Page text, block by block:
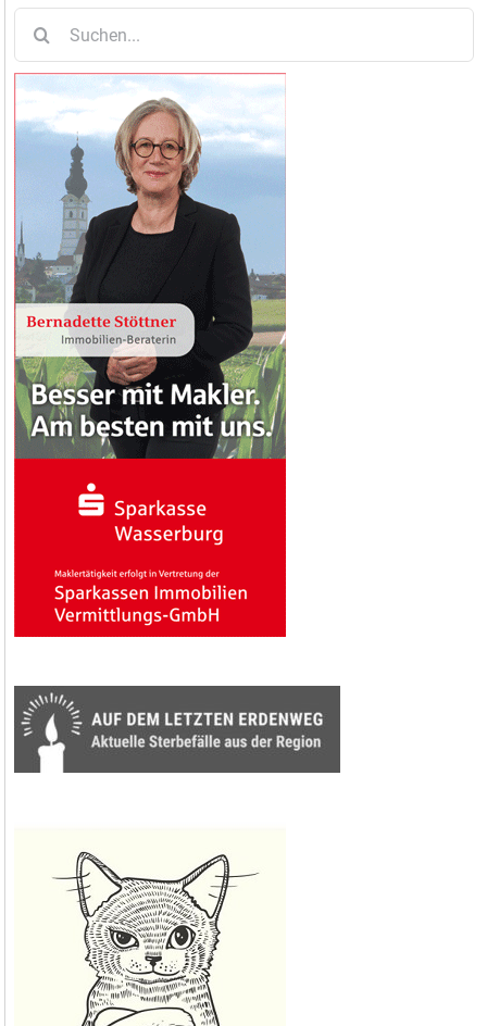
nach: